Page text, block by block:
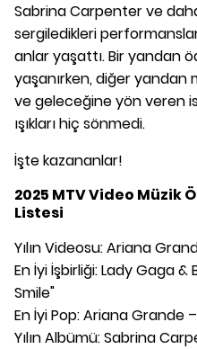
Sabrina Carpenter ve
sergiledikleri
anlar yaşattı. Bir yandan
yaşanırken, diğer yandan
ve geleceğine yön veren
ışıkları hiç sönmedi.
İşte kazananlar!
2025 MTV Video Müzik
Listesi
Yılın Videosu: Ariana
En İyi İşbirliği: Lady Gaga
Smile"
En İyi Pop: Ariana Grande
Yılın Albümü: Sabrina